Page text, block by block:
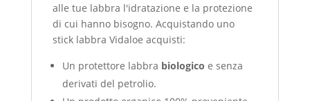
alle tue labbra l'idratazione e la protezione
di cui hanno bisogno. Acquistando uno
stick labbra Vidaloe acquisti:
Un protettore labbra biologico e senza
derivati del petrolio.